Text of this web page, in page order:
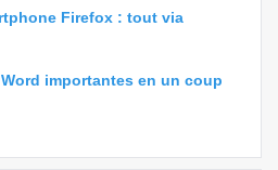
Firefox : tout via
importantes en un coup